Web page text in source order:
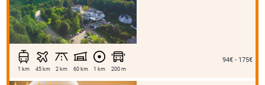
1 km 45 km 2 km 60 km 1 km 200 m
94€ - 175€